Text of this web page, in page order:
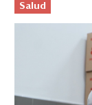
Salud